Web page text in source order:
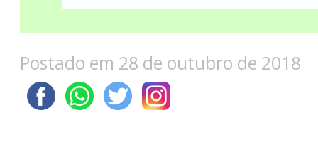
Postado em 28 de outubro de 2018